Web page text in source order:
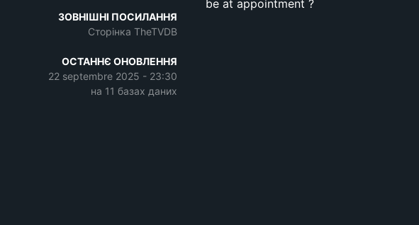
ЗОВНІШНІ ПОСИЛАННЯ
Сторінка TheTVDB
ОСТАННЄ ОНОВЛЕННЯ
22 septembre 2025 - 23:30
на 11 базах даних
be at appointment ?